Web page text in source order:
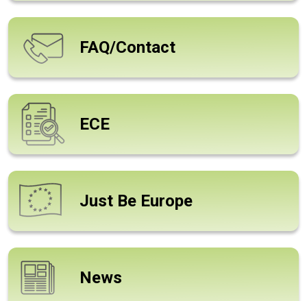
FAQ/Contact
ECE
Just Be Europe
News